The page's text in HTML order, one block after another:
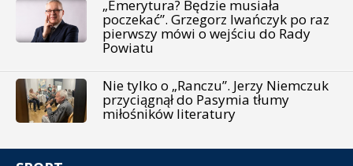
„Emerytura? Będzie musiała
poczekać”. Grzegorz Iwańczyk po raz
pierwszy mówi o wejściu do Rady
Powiatu
Nie tylko o „Ranczu”. Jerzy Niemczuk
przyciągnął do Pasymia tłumy
miłośników literatury